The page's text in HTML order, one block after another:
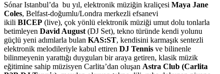
Sónar Istanbul’da bu yıl, elektronik müziğin kraliçesi Maya Jane
Coles, Belfast-doğumlu/Londra merkezli efsanevi
ikili BICEP (live), çok yönlü elektronik müziği umut dolu tonlarla
betimleyen David August (DJ Set), tekno türünde kendi yolunu
güçlü yeni adımlarla bulan KAS:ST, kendisini karmaşık sentezli
elektronik melodileriyle kabul ettiren DJ Tennis ve bilinenle
bilinmeyenin yarattığı duyguları bir araya getiren, klasik müzik
eğitimine sahip müzisyen Carlita’dan oluşan Astra Club (Carlita